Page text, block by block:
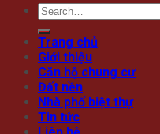
Trang chủ
Giới thiệu
Căn hộ chung cư
Đất nền
Nhà phố biệt thự
Tin tức